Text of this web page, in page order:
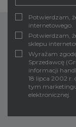
Potwierdzam,
internetowego.
Potwierdzam,
sklepu
Wyrażam
Sprzedawcę
informacji
18 lipca 2002 r.
tym
elektronicznej.